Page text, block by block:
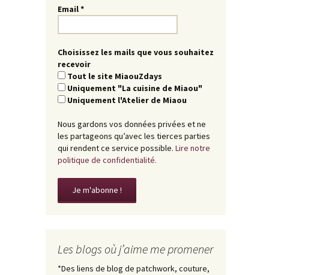
Email*
Choisissez les mails que vous souhaitez
recevoir
Tout le site MiaouZdays
Uniquement "La cuisine de Miaou"
Uniquement l'Atelier de Miaou
Nous gardons vos données privées et ne
les partageons qu’avec les tierces parties
qui rendent ce service possible. Lire notre
politique de confidentialité.
Les blogs où j’aime me promener
*Des liens de blog de patchwork, couture,